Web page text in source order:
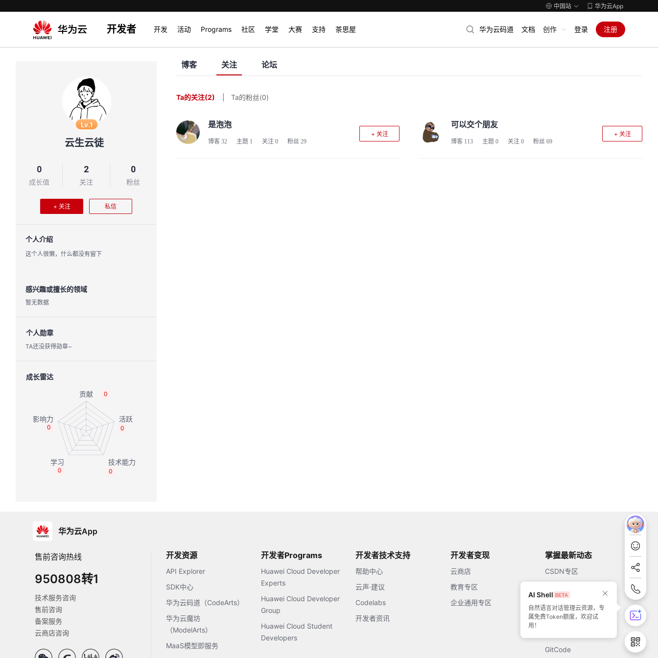
中国站 华为云App
开发者 开发 活动 Programs 社区 学堂 大赛 支持 茶思屋 华为云码道 文档 创作 登录 注册
Lv.1
云生云徒
0
成长值
2
关注
0
粉丝
+ 关注 私信
个人介绍
这个人很懒，什么都没有留下
感兴趣或擅长的领域
暂无数据
个人勋章
TA还没获得勋章~
成长雷达
0
0
0
0
0
博客 关注 论坛
Ta的关注(2) Ta的粉丝(0)
是泡泡
博客 32 主题 1 关注 0 粉丝 29
+ 关注
可以交个朋友
博客 113 主题 0 关注 0 粉丝 69
+ 关注
华为云App
售前咨询热线
950808转1
技术服务咨询
售前咨询
备案服务
云商店咨询
开发资源
API Explorer
SDK中心
华为云码道（CodeArts）
华为云魔坊
（ModelArts）
MaaS模型即服务
开发者Programs
Huawei Cloud Developer
Experts
Huawei Cloud Developer
Group
Huawei Cloud Student
Developers
开发者技术支持
帮助中心
云声·建议
Codelabs
开发者资讯
开发者变现
云商店
教育专区
企业通用专区
掌握最新动态
CSDN专区
51CTO
GitCode
AI Shell
自然语言对话管理云资源，专
属免费Token额度，欢迎试
用！